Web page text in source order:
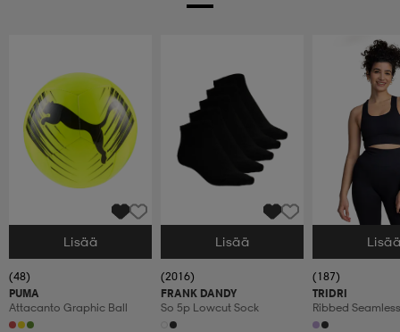
Valitse Koko
Lisää
(48)
PUMA
Attacanto Graphic Ball
Valitse Koko
Lisää
(2016)
FRANK DANDY
So 5p Lowcut Sock
Valitse Koko
(187)
TRIDRI
Ribbed